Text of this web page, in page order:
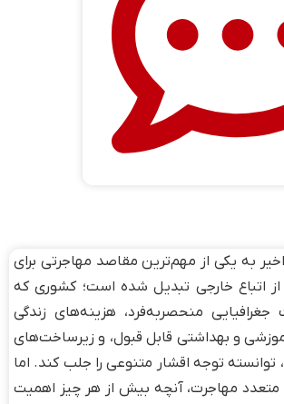
به یکی از مهم‌ترین مقاصد مهاجرتی برای
از اتباع خارجی تبدیل شده است؛ کشوری که
منحصر‌به‌فرد، هزینه‌های زندگی
و بهداشتی قابل قبول، و زیرساخت‌های
توانسته توجه اقشار متنوعی را جلب کند. اما
مهاجرت، آنچه بیش از هر چیز اهمیت